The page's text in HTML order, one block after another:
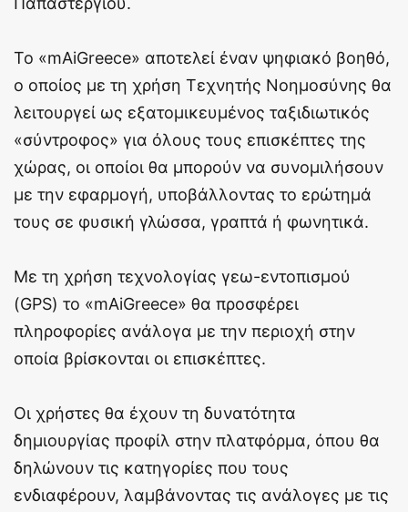
Το «mAiGreece» αποτελεί έναν ψηφιακό βοηθό,
ο οποίος με τη χρήση Τεχνητής Νοημοσύνης θα
λειτουργεί ως εξατομικευμένος ταξιδιωτικός
«σύντροφος» για όλους τους επισκέπτες της
χώρας, οι οποίοι θα μπορούν να συνομιλήσουν
με την εφαρμογή, υποβάλλοντας το ερώτημά
τους σε φυσική γλώσσα, γραπτά ή φωνητικά.
Με τη χρήση τεχνολογίας γεω-εντοπισμού
(GPS) το «mAiGreece» θα προσφέρει
πληροφορίες ανάλογα με την περιοχή στην
οποία βρίσκονται οι επισκέπτες.
Οι χρήστες θα έχουν τη δυνατότητα
δημιουργίας προφίλ στην πλατφόρμα, όπου θα
δηλώνουν τις κατηγορίες που τους
ενδιαφέρουν, λαμβάνοντας τις ανάλογες με τις